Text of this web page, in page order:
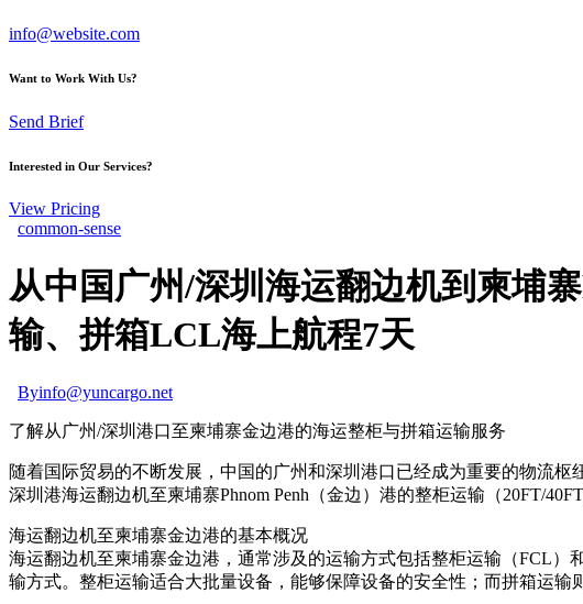
info@website.com
Want to Work With Us?
Send Brief
Interested in Our Services?
View Pricing
common-sense
从中国广州/深圳海运翻边机到柬埔
输、拼箱LCL海上航程7天
Byinfo@yuncargo.net
了解从广州/深圳港口至柬埔寨金边港的海运整柜与拼箱运输服务
随着国际贸易的不断发展，中国的广州和深圳港口已经成为重要的物流
深圳港海运翻边机至柬埔寨Phnom Penh（金边）港的整柜运输（20FT/
海运翻边机至柬埔寨金边港的基本概况
海运翻边机至柬埔寨金边港，通常涉及的运输方式包括整柜运输（FCL
输方式。整柜运输适合大批量设备，能够保障设备的安全性；而拼箱运输